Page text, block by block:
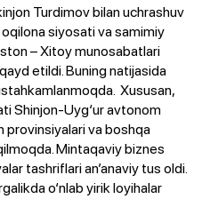
Turdimov bilan uchrashuv
siyosati va samimiy
– Xitoy munosabatlari
etildi. Buning natijasida
Xususan,
Shinjon-Uyg‘ur avtonom
provinsiyalari va boshqa
Mintaqaviy biznes
tashriflari an’anaviy tus oldi.
o‘nlab yirik loyihalar